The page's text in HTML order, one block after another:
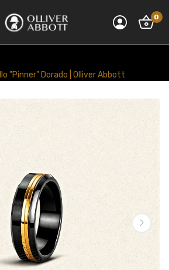
0
"Pinner" Dorado | Olliver Abbott